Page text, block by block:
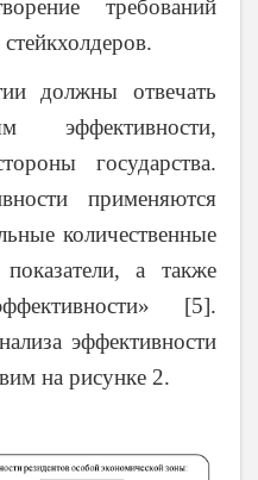
требований
должны отвечать
эффективности,
государства.
применяются
количественные
показатели, а также
[5].
эффективности
на рисунке 2.